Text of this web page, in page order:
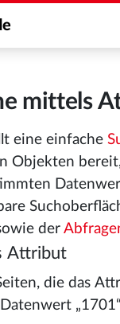
mittels
eine einfache
Objekten
der
Attribut
die das